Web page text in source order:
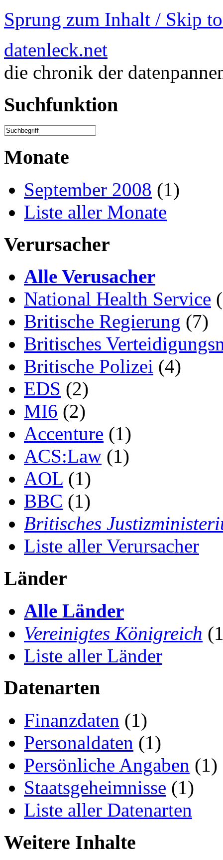
Sprung zum Inhalt / Skip
datenleck.net
die chronik der
Suchfunktion
Monate
September 2008 (1)
Liste aller Monate
Verursacher
Alle Verusacher
National Health Service
Britische Regierung (7)
Britisches
Britische Polizei (4)
EDS (2)
MI6 (2)
Accenture (1)
ACS:Law (1)
AOL (1)
BBC (1)
Britisches
Liste aller Verursacher
Länder
Alle Länder
Vereinigtes Königreich
Liste aller Länder
Datenarten
Finanzdaten (1)
Personaldaten (1)
Persönliche Angaben (1)
Staatsgeheimnisse (1)
Liste aller Datenarten
Weitere Inhalte